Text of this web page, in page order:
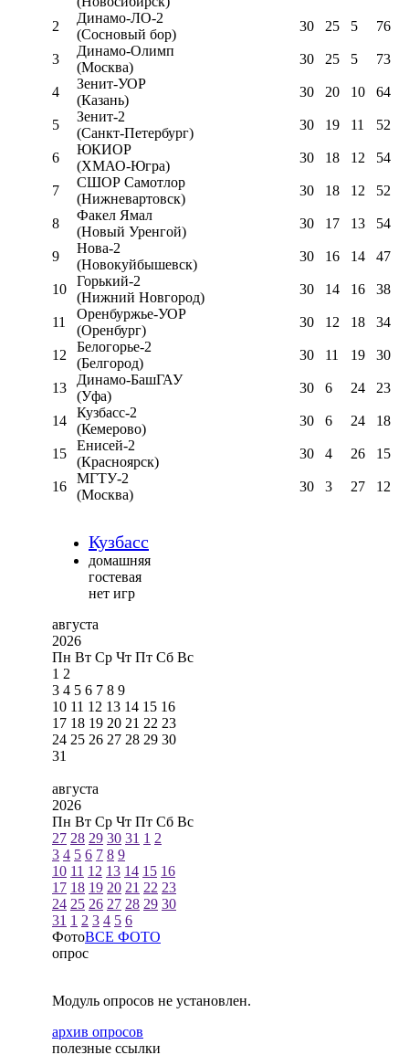
2
Динамо-ЛО-2
(Сосновый бор)
30 25 5 76
3
Динамо-Олимп
(Москва)
30 25 5 73
4
Зенит-УОР
(Казань)
30 20 10 64
5
Зенит-2
(Санкт-Петербург)
30 19 11 52
6
ЮКИОР
(ХМАО-Югра)
30 18 12 54
7
СШОР Самотлор
(Нижневартовск)
30 18 12 52
8
Факел Ямал
(Новый Уренгой)
30 17 13 54
9
Нова-2
(Новокуйбышевск)
30 16 14 47
10
Горький-2
(Нижний Новгород)
30 14 16 38
11
Оренбуржье-УОР
(Оренбург)
30 12 18 34
12
Белогорье-2
(Белгород)
30 11 19 30
13
Динамо-БашГАУ
(Уфа)
30 6 24 23
14
Кузбасс-2
(Кемерово)
30 6 24 18
15
Енисей-2
(Красноярск)
30 4 26 15
16
МГТУ-2
(Москва)
30 3 27 12
Кузбасс
домашняя
гостевая
нет игр
августа
2026
Пн Вт Ср Чт Пт Сб Вс
1 2
3 4 5 6 7 8 9
10 11 12 13 14 15 16
17 18 19 20 21 22 23
24 25 26 27 28 29 30
31
августа
2026
Пн Вт Ср Чт Пт Сб Вс
27 28 29 30 31 1 2
3 4 5 6 7 8 9
10 11 12 13 14 15 16
17 18 19 20 21 22 23
24 25 26 27 28 29 30
31 1 2 3 4 5 6
ФотоВСЕ ФОТО
опрос
Модуль опросов не установлен.
архив опросов
полезные ссылки